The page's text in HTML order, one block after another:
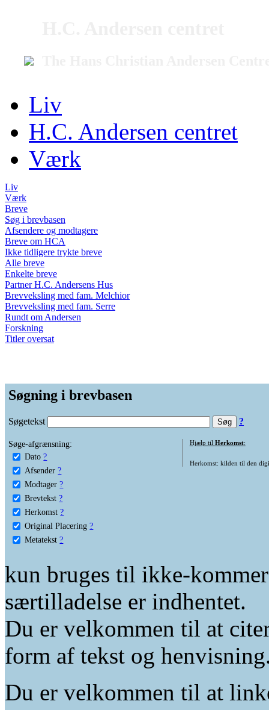
Liv
H.C. Andersen centret
Værk
Liv
Værk
Breve
Søg i brevbasen
Afsendere og modtagere
Breve om HCA
Ikke tidligere trykte breve
Alle breve
Enkelte breve
Partner H.C. Andersens Hus
Brevveksling med fam. Melchior
Brevveksling med fam. Serre
Rundt om Andersen
Forskning
Titler oversat
Søgning i brevbasen
Søgetekst ?
Søge-afgrænsning:
Dato ?
Afsender ?
Modtager ?
Brevtekst ?
Herkomst ?
Original Placering ?
Metatekst ?
Hjælp til Herkomst:
Herkomst: kilden til den
kun bruges til ikke-
særtilladelse er indhentet.
Du er velkommen til at
form af tekst og
Du er velkommen til at